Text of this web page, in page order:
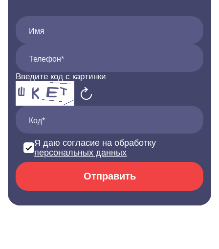
Имя
Телефон*
Введите код с картинки
Код*
Я даю согласие на обработку
персональных данных
Отправить